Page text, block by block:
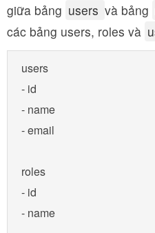
giữa bảng users và bảng
các bảng users, roles và
users
- id
- name
- email
roles
- id
- name